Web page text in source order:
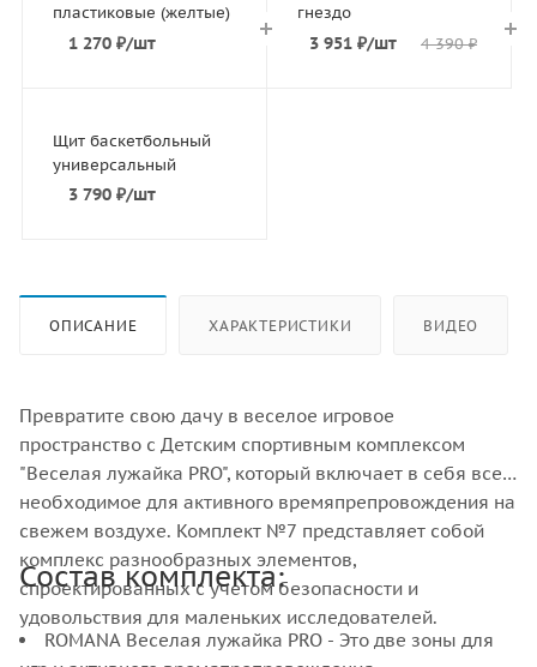
пластиковые (желтые)
1 270₽/шт
гнездо
3 951 ₽/шт 4 390₽
Щит баскетбольный
универсальный
3 790₽/шт
ОПИСАНИЕ ХАРАКТЕРИСТИКИ ВИДЕО
Превратите свою дачу в веселое игровое
пространство с Детским спортивным комплексом
"Веселая лужайка PRO", который включает в себя все
необходимое для активного времяпрепровождения на
свежем воздухе. Комплект №7 представляет собой
комплекс разнообразных элементов,
спроектированных с учетом безопасности и
удовольствия для маленьких исследователей.
Состав комплекта:
ROMANA Веселая лужайка PRO - Это две зоны для